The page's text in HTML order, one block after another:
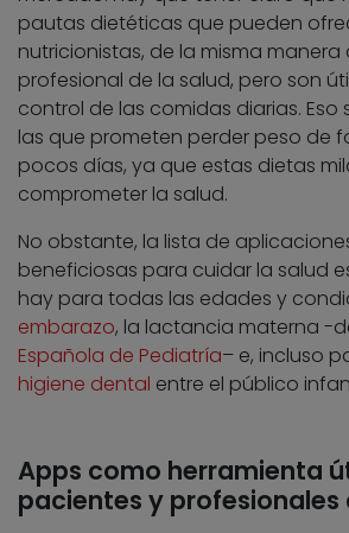
pautas dietéticas que pueden
nutricionistas, de la misma
profesional de la salud, pero son
control de las comidas diarias. Eso
las que prometen perder peso de
pocos días, ya que estas dietas
comprometer la salud.
No obstante, la lista de
beneficiosas para cuidar la salud
hay para todas las edades y
embarazo, la lactancia materna -
Española de Pediatría– e, incluso
higiene dental entre el público
Apps como herramienta
pacientes y profesionales